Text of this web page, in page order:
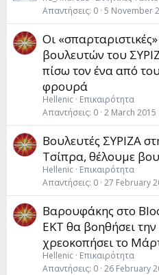
Απαντήσεις 0 5 November
Οι
βουλευτών του
πίσω τον ένα από
φρουρά
Hellenic Επικαιρότητα
Απαντήσεις 0 2 March 2015
Βουλευτές ΣΥΡΙΖΑ
Τσίπρα, θέλουμε
Hellenic Επικαιρότητα
Απαντήσεις 0 27 February
Βαρουφάκης στο
ΕΚΤ θα βοηθήσει
χρεοκοπήσει το
Hellenic Επικαιρότητα
Απαντήσεις 0 26 February